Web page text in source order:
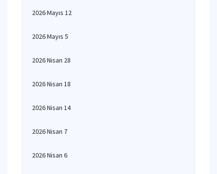
2026 Mayıs 12
2026 Mayıs 5
2026 Nisan 28
2026 Nisan 18
2026 Nisan 14
2026 Nisan 7
2026 Nisan 6